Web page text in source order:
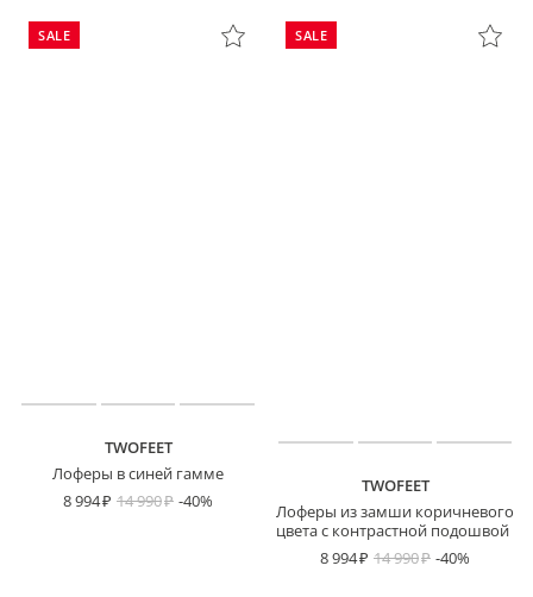
SALE
TWOFEET
Лоферы в синей гамме
8 994
14 990 -40%
SALE
TWOFEET
Лоферы из замши коричневого
цвета с контрастной подошвой
8 994
14 990 -40%